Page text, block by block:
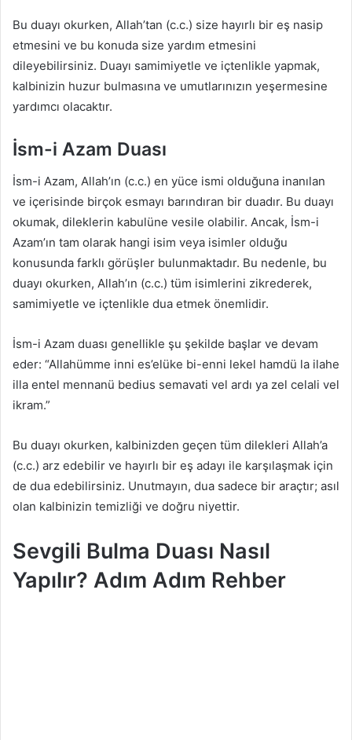
Bu duayı okurken, Allah’tan (c.c.) size hayırlı bir eş nasip
etmesini ve bu konuda size yardım etmesini
dileyebilirsiniz. Duayı samimiyetle ve içtenlikle yapmak,
kalbinizin huzur bulmasına ve umutlarınızın yeşermesine
yardımcı olacaktır.
İsm-i Azam Duası
İsm-i Azam, Allah’ın (c.c.) en yüce ismi olduğuna inanılan
ve içerisinde birçok esmayı barındıran bir duadır. Bu duayı
okumak, dileklerin kabulüne vesile olabilir. Ancak, İsm-i
Azam’ın tam olarak hangi isim veya isimler olduğu
konusunda farklı görüşler bulunmaktadır. Bu nedenle, bu
duayı okurken, Allah’ın (c.c.) tüm isimlerini zikrederek,
samimiyetle ve içtenlikle dua etmek önemlidir.
İsm-i Azam duası genellikle şu şekilde başlar ve devam
eder: “Allahümme inni es’elüke bi-enni lekel hamdü la ilahe
illa entel mennanü bedius semavati vel ardı ya zel celali vel
ikram.”
Bu duayı okurken, kalbinizden geçen tüm dilekleri Allah’a
(c.c.) arz edebilir ve hayırlı bir eş adayı ile karşılaşmak için
de dua edebilirsiniz. Unutmayın, dua sadece bir araçtır; asıl
olan kalbinizin temizliği ve doğru niyettir.
Sevgili Bulma Duası Nasıl
Yapılır? Adım Adım Rehber